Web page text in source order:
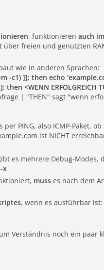
, funktionieren auch
über freien und genutzten
wie in anderen Sprachen:
-c1) ]]; then echo
then <WENN ERFOLGREICH
| "THEN" sagt "wenn
PING, also ICMP-Paket,
ist NICHT
es mehrere Debug-
x
muss es nach dem
, wenn es ausführbar ist:
Verständnis noch ein paar